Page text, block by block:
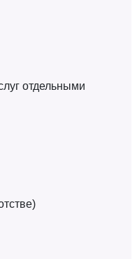
отдельными